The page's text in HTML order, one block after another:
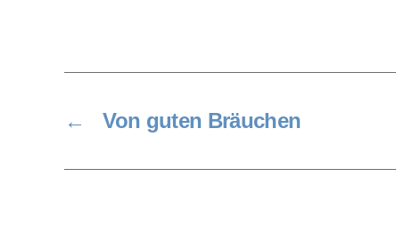
← Von guten Bräuchen